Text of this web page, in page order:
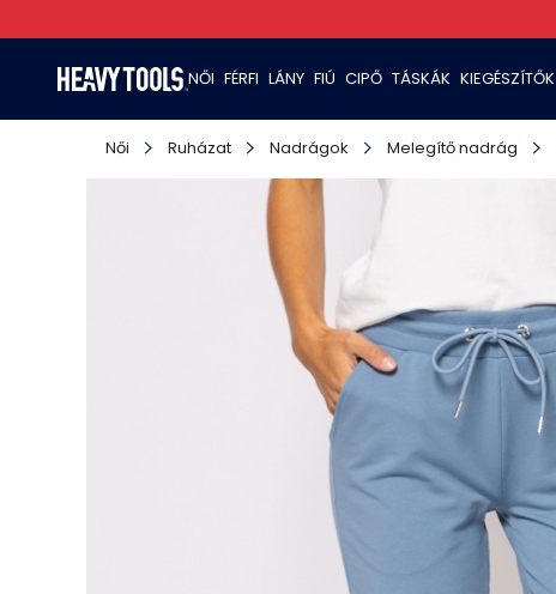
NŐI FÉRFI LÁNY FIÚ CIPŐ TÁSKÁK KIEGÉSZÍTŐK
Női Ruházat Nadrágok Melegítő nadrág